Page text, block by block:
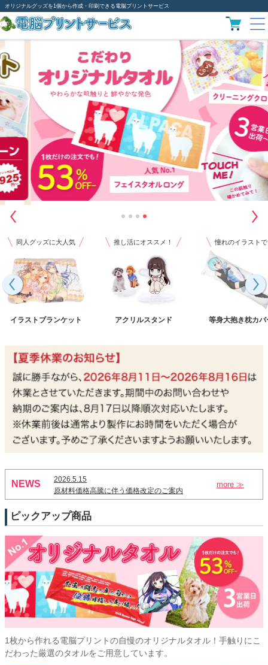
オリジナルグッズを1個から作成・印刷できる電脳プリントサービス
同人グッズに大人気
イラストブランケット
推し活にオススメ！
アクリルスタンド
憧れのイラストで
等身大抱き枕カバ
NEWS
2026.5.15
原材料価格高騰に伴う価格改定のご案内
more ≫
ピックアップ商品
1枚から作れる電脳プリントの自慢のオリジナルタオル！手触りにこ
だわった厳選のタオルをご用意しています。